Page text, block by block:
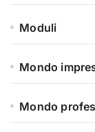
Moduli
Mondo
Mondo